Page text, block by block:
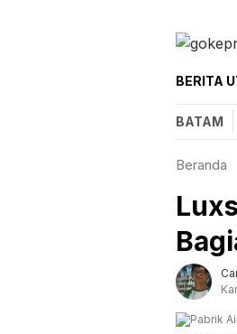
BERITA
BATAM
Beranda